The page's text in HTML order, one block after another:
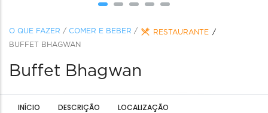
O QUE FAZER / COMER E BEBER /
RESTAURANTE
BUFFET BHAGWAN
Buffet Bhagwan
INÍCIO DESCRIÇÃO LOCALIZAÇÃO